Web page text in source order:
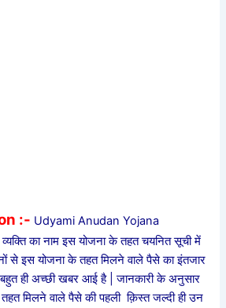
:- Udyami Anudan Yojana
व्यक्ति का नाम इस योजना के तहत चयनित सूची में
से इस योजना के तहत मिलने वाले पैसे का इंतजार
ही अच्छी खबर आई है | जानकारी के अनुसार
तहत मिलने वाले पैसे की पहली क़िस्त जल्दी ही उन